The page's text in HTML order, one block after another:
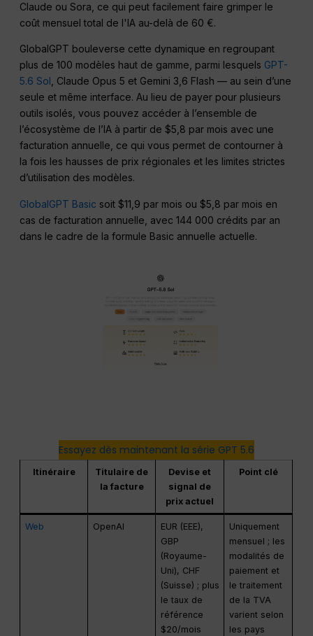
Claude ou Sora, ce qui peut facilement faire grimper le
coût mensuel total de l'IA au-delà de 60 €.
GlobalGPT bouleverse cette dynamique en regroupant
plus de 100 modèles haut de gamme, parmi lesquels GPT-
5.6 Sol , Claude Opus 5 et Gemini 3,6 Flash — au sein d’une
seule et même interface. Au lieu de payer pour plusieurs
outils isolés, vous pouvez accéder à l’ensemble de
l’écosystème de l’IA à partir de $5,8 par mois avec une
facturation annuelle, ce qui vous permet de contourner à
la fois les hausses de prix régionales et les limites strictes
d’utilisation des modèles.
GlobalGPT Basic soit $11,9 par mois ou $5,8 par mois en
cas de facturation annuelle, avec 144 000 crédits par an
dans le cadre de la formule Basic annuelle actuelle.
Essayez dès maintenant la série GPT 5.6
Itinéraire
Titulaire de
la facture
Devise et
signal de
prix actuel
Point clé
Web OpenAI
EUR (EEE),
GBP
(Royaume-
Uni), CHF
(Suisse) ; plus
le taux de
référence
$20/mois
Uniquement
mensuel ; les
modalités de
paiement et
le traitement
de la TVA
varient selon
les pays